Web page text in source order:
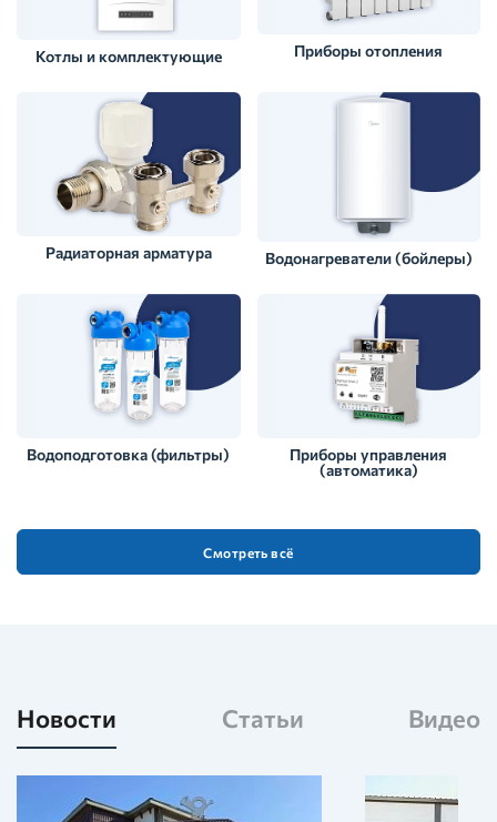
Котлы и комплектующие Приборы отопления
Радиаторная арматура Водонагреватели (бойлеры)
Водоподготовка (фильтры)
Приборы управления
(автоматика)
Смотреть всё
Новости Статьи Видео